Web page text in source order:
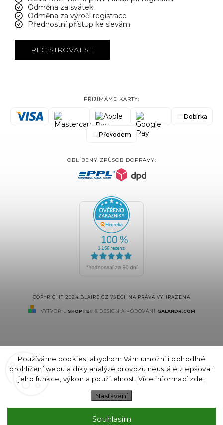
Používáme cookies, abychom Vám umožnili pohodlné
prohlížení webu a díky analýze provozu neustále zlepšovali
jeho funkce, výkon a použitelnost. Více informací zde.
Nastavení
Souhlasím
Odměna za svátek
Odměna za výročí registrace
Přednostní přístup ke slevám
REGISTROVAT SE
PŘIJÍMÁME KARTY:
Dobírka
Převodem
OBLÍBENÝ ZPŮSOB DOPRAVY:
COPYRIGHT 2024 BLAIRE.CZ VŠECHNA PRÁVA VYHRAZENA
VYTVOŘIL SHOPTET & DESIGN A KÓDOVÁNÍ GALANDR.COM